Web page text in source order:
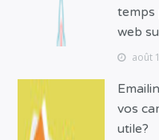
temps
web
août
vos
utile?